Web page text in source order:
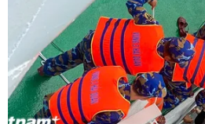
thải khí nhà kính vào năm
07/08/2026 09:42
Bão Dolphin càn quét các đảo